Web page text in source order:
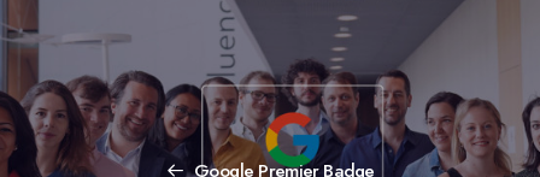
Google Premier Badge